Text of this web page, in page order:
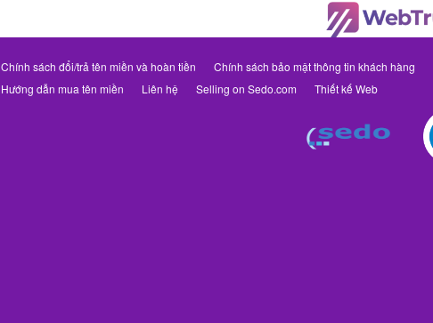
Chính sách đổi/trả tên miền và hoàn tiền Chính sách bảo mật thông tin khách hàng
Hướng dẫn mua tên miền
Liên hệ Selling on Sedo.com Thiết kế Web